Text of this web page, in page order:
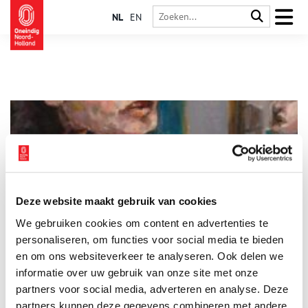
Deze website maakt gebruik van cookies
We gebruiken cookies om content en advertenties te
personaliseren, om functies voor social media te bieden
en om ons websiteverkeer te analyseren. Ook delen we
informatie over uw gebruik van onze site met onze
partners voor social media, adverteren en analyse. Deze
partners kunnen deze gegevens combineren met andere
NL EN
Maak vanaf 11 februari 2026 in Singer Laren kennis met de
Hongaars-Nederlandse kunstenaar Suzanne Perlman (1922–
2020). Op Curaçao ontwikkelt zij een eigen beeldtaal: levendig
van kleur, expressief van toets en altijd met aandacht voor het
dagelijkse leven en de mensen om haar heen. Ze laat een groot
– en vrijwel onbekend – oeuvre na. Singer Laren presenteert
een veelzijdige selectie: van haar vroege, expressieve
2 min